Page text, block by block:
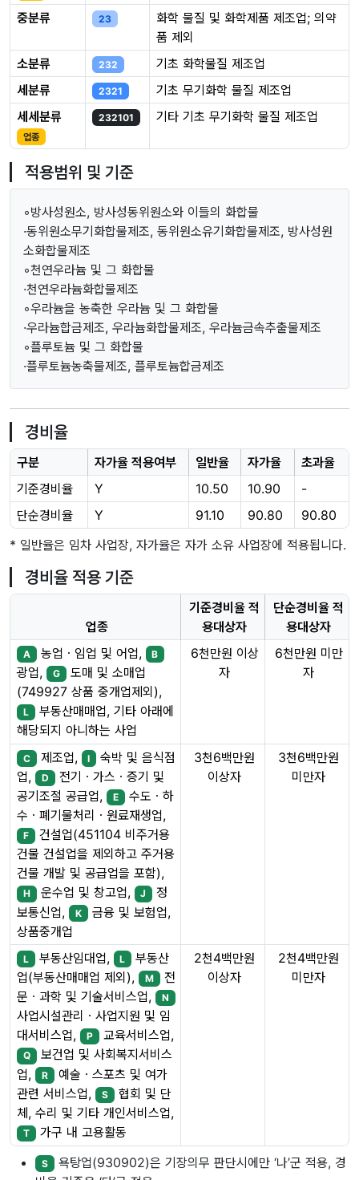
중분류 23
화학 물질 및 화학제품 제조업; 의약
품 제외
소분류
232
기초 화학물질 제조업
세분류
2321
기초 무기화학 물질 제조업
세세분류
업종
232101 기타 기초 무기화학 물질 제조업
적용범위 및 기준
◦방사성원소, 방사성동위원소와 이들의 화합물
·동위원소무기화합물제조, 동위원소유기화합물제조, 방사성원
소화합물제조
◦천연우라늄 및 그 화합물
·천연우라늄화합물제조
◦우라늄을 농축한 우라늄 및 그 화합물
·우라늄합금제조, 우라늄화합물제조, 우라늄금속추출물제조
◦플루토늄 및 그 화합물
·플루토늄농축물제조, 플루토늄합금제조
경비율
구분 자가율 적용여부 일반율 자가율
초과율
기준경비율
Y 10.50 10.90
-
단순경비율
Y 91.10 90.80
90.80
* 일반율은 임차 사업장, 자가율은 자가 소유 사업장에 적용됩니다.
경비율 적용 기준
업종
기준경비율 적
용대상자
단순경비율 적
용대상자
A 농업ㆍ임업 및 어업, B
광업, G 도매 및 소매업
(749927 상품 중개업제외),
L 부동산매매업, 기타 아래에
해당되지 아니하는 사업
6천만원 이상
자
6천만원 미만
자
C 제조업, I
숙박 및 음식점
업,
D 전기ㆍ가스ㆍ증기 및
공기조절 공급업,
E 수도ㆍ하
수ㆍ폐기물처리ㆍ원료재생업,
F 건설업(451104 비주거용
건물 건설업을 제외하고 주거용
건물 개발 및 공급업을 포함),
H 운수업 및 창고업, J
정
보통신업,
K 금융 및 보험업,
상품중개업
3천6백만원
이상자
3천6백만원
미만자
L 부동산임대업, L
부동산
업(부동산매매업 제외),
M 전
문ㆍ과학 및 기술서비스업,
N
사업시설관리ㆍ사업지원 및 임
대서비스업,
P 교육서비스업,
Q 보건업 및 사회복지서비스
업,
R 예술ㆍ스포츠 및 여가
관련 서비스업,
S 협회 및 단
체, 수리 및 기타 개인서비스업,
T 가구 내 고용활동
2천4백만원
이상자
2천4백만원
미만자
S 욕탕업(930902)은 기장의무 판단시에만 ‘나’군 적용, 경